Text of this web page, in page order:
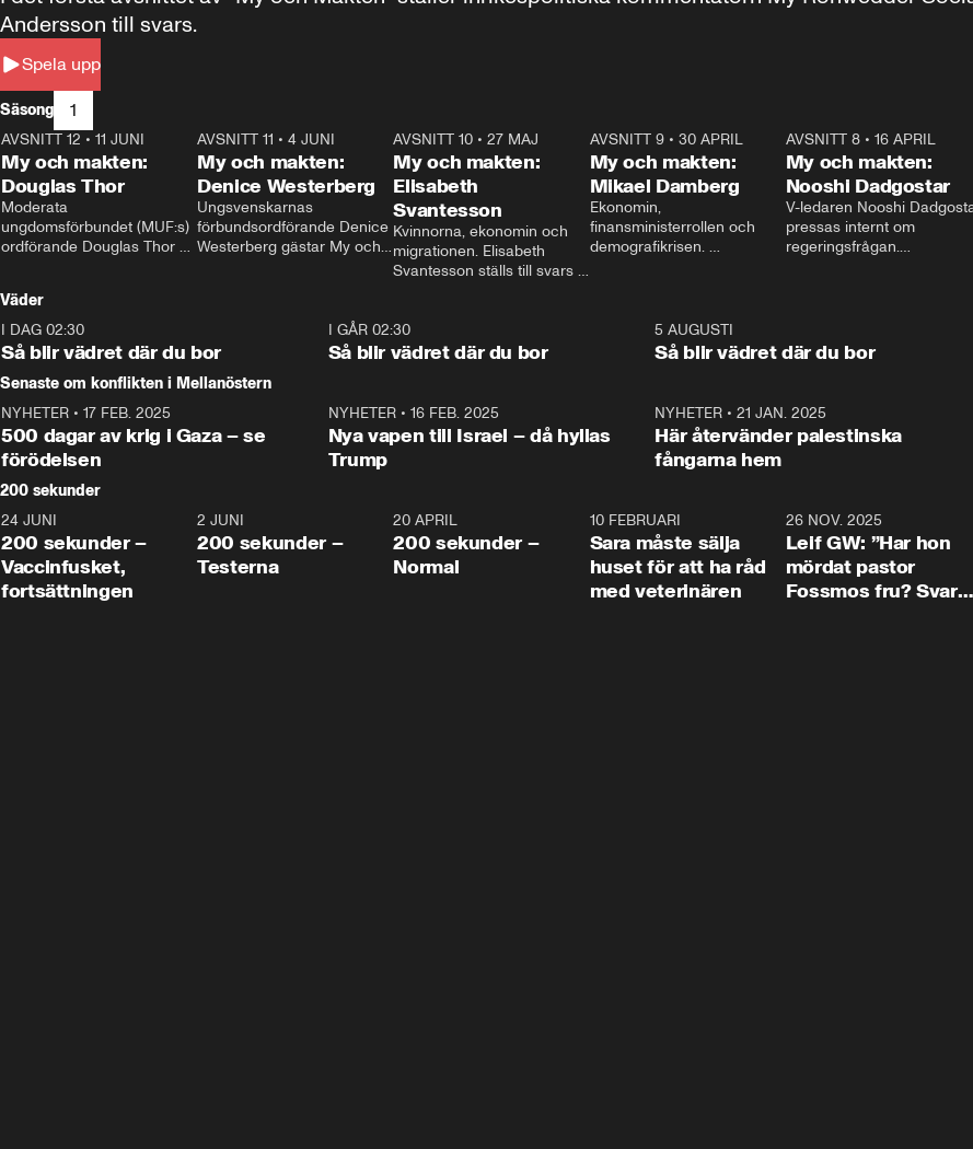
Spela upp
Andersson till svars.
Säsong 1
26:27
AVSNITT 12 • 11 JUNI
My och makten:
Douglas Thor
Moderata
ungdomsförbundet (MUF:s)
ordförande Douglas Thor
tonårsutvisningarna och hur
Moderaterna ska locka
väljare till valet i höst.
23:40
AVSNITT 11 •4 JUNI
My och makten:
Denice Westerberg
Ungsvenskarnas
förbundsordförande Denice
Westerberg gästar My och
AVSNITT 10 •27 MAJ
My och makten:
Elisabeth
Svantesson
Kvinnorna, ekonomin och
migrationen. Elisabeth
Svantesson ställs till svars
AVSNITT 9• 30 APRIL
My och makten:
Mikael Damberg
Ekonomin,
finansministerrollen och
demografikrisen.
och Makten.
AVSNITT 8• 16 APRIL
My och makten:
Nooshi Dadgostar
V-ledaren Nooshi
pressas internt om
regeringsfrågan.
– Vi ställer upp i val. Ska vi
vara med så sitter vi förstås
Väder
I DAG 02:30
Så blir vädret där du bor
1:06
I GÅR 02:30
Så blir vädret där du bor
5 AUGUSTI
Så blir vädret där du bor
Senaste om konflikten i Mellanöstern
NYHETER • 17 FEB. 2025
500 dagar av krig i Gaza – se
förödelsen
NYHETER• 16 FEB. 2025
Nya vapen till Israel – då hyllas
Trump
NYHETER •21 JAN. 2025
Här återvänder palestinska
fångarna hem
200 sekunder
5:00
24 JUNI
200 sekunder –
Vaccinfusket,
fortsättningen
4:23
2 JUNI
200 sekunder –
Testerna
20 APRIL
200 sekunder –
Normal
10 FEBRUARI
Sara måste sälja
huset för att ha råd
med veterinären
26 NOV. 2025
Leif GW: ”Har hon
mördat pastor
Fossmos fru? Svar